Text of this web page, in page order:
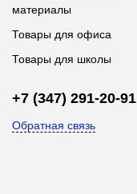
материалы
Товары для офиса
Товары для школы
+7 (347) 291-20-91
Обратная связь